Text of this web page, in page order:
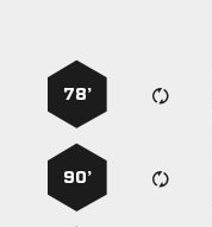
78’
90’